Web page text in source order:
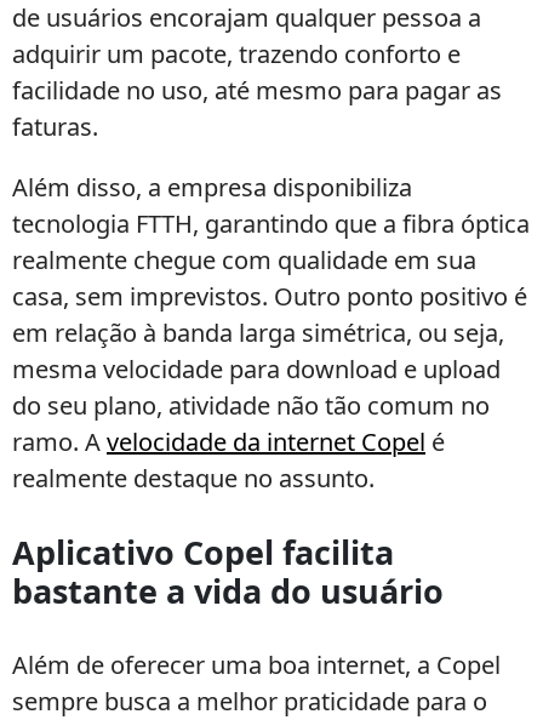
de usuários encorajam qualquer pessoa a
adquirir um pacote, trazendo conforto e
facilidade no uso, até mesmo para pagar as
faturas.
Além disso, a empresa disponibiliza
tecnologia FTTH, garantindo que a fibra óptica
realmente chegue com qualidade em sua
casa, sem imprevistos. Outro ponto positivo é
em relação à banda larga simétrica, ou seja,
mesma velocidade para download e upload
do seu plano, atividade não tão comum no
ramo. Avelocidade da internet Copel é
realmente destaque no assunto.
Aplicativo Copel facilita
bastante a vida do usuário
Além de oferecer uma boa internet, a Copel
sempre busca a melhor praticidade para o